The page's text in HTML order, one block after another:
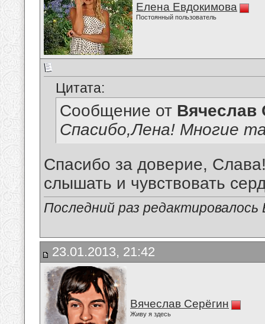
Елена Евдокимова
Постоянный пользователь
Цитата:
Сообщение от Вячеслав
Спасибо,Лена! Многие
Спасибо за доверие,
слышать и чувствовать
Последний раз
23.01.2013, 21:42
Вячеслав Серёгин
Живу я здесь